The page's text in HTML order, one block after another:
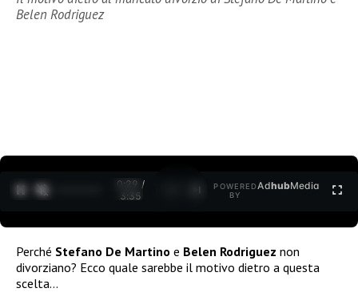
Belen Rodriguez
0:30 /
3:35
POWERED
BY
AdhubMedia
Perché Stefano De Martino e Belen Rodriguez non
divorziano? Ecco quale sarebbe il motivo dietro a questa
scelta…